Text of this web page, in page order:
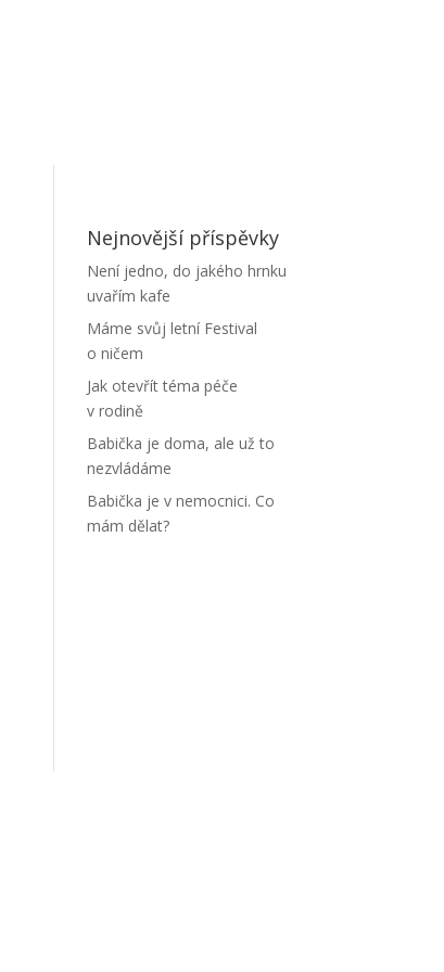
Nejnovější příspěvky
Není jedno, do jakého hrnku
uvařím kafe
Máme svůj letní Festival
o ničem
Jak otevřít téma péče
v rodině
Babička je doma, ale už to
nezvládáme
Babička je v nemocnici. Co
mám dělat?